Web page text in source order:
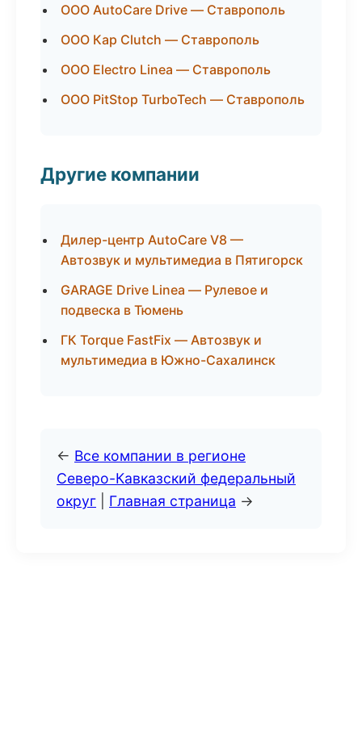
ООО AutoCare Drive — Ставрополь
ООО Кар Clutch — Ставрополь
ООО Electro Linea — Ставрополь
ООО PitStop TurboTech — Ставрополь
Другие компании
Дилер-центр AutoCare V8 —
Автозвук и мультимедиа в Пятигорск
GARAGE Drive Linea — Рулевое и
подвеска в Тюмень
ГК Torque FastFix — Автозвук и
мультимедиа в Южно-Сахалинск
← Все компании в регионе
Северо-Кавказский федеральный
округ
Главная страница →